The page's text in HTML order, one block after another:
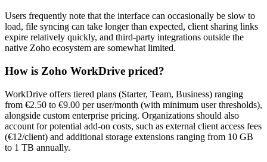
Users frequently note that the interface can occasionally be slow to
load, file syncing can take longer than expected, client sharing links
expire relatively quickly, and third-party integrations outside the
native Zoho ecosystem are somewhat limited.
How is Zoho WorkDrive priced?
WorkDrive offers tiered plans (Starter, Team, Business) ranging
from €2.50 to €9.00 per user/month (with minimum user thresholds),
alongside custom enterprise pricing. Organizations should also
account for potential add-on costs, such as external client access fees
(€12/client) and additional storage extensions ranging from 10 GB
to 1 TB annually.